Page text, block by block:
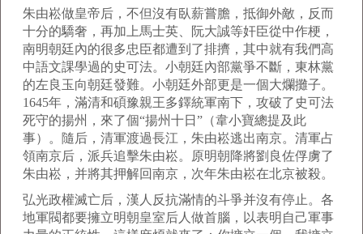
朱由崧做皇帝后，不但沒有臥薪嘗膽，抵御外敵，反而
十分的驕奢，再加上馬士英、阮大誠等奸臣從中作梗，
南明朝廷內的很多忠臣都遭到了排擠，其中就有我們高
中語文課學過的史可法。小朝廷內部黨爭不斷，東林黨
的左良玉向朝廷發難。小朝廷外部更是一個大爛攤子。
1645年，滿清和碩豫親王多鐸統軍南下，攻破了史可法
死守的揚州，來了個“揚州十日”（韋小寶總提及此
事）。隨后，清軍渡過長江，朱由崧逃出南京。清軍占
領南京后，派兵追擊朱由崧。原明朝降將劉良佐俘虜了
朱由崧，并將其押解回南京，次年朱由崧在北京被殺。
弘光政權滅亡后，漢人反抗滿情的斗爭并沒有停止。各
地軍閥都要擁立明朝皇室后人做首腦，以表明自己軍事